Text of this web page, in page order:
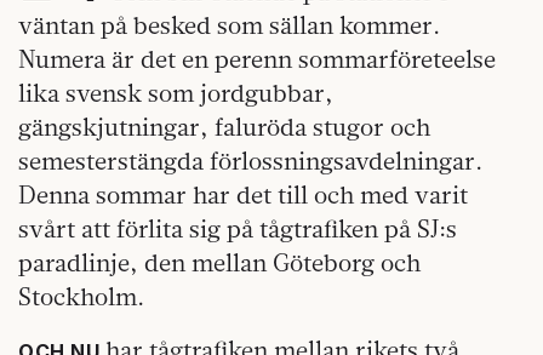
väntan på besked som sällan kommer.
Numera är det en perenn sommarföreteelse
lika svensk som jordgubbar,
gängskjutningar, faluröda stugor och
semesterstängda förlossningsavdelningar.
Denna sommar har det till och med varit
svårt att förlita sig på tågtrafiken på SJ:s
paradlinje, den mellan Göteborg och
Stockholm.